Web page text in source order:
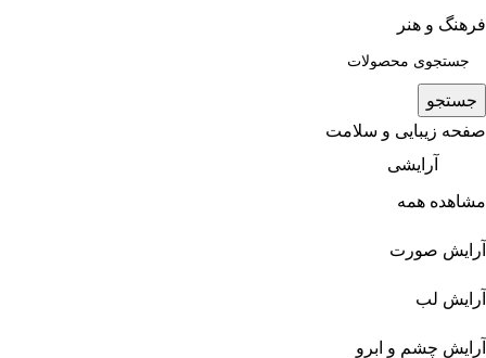
فرهنگ و هنر
جستجو
صفحه زیبایی و سلامت
آرایشی
مشاهده همه
آرایش صورت
آرایش لب
آرایش چشم و ابرو